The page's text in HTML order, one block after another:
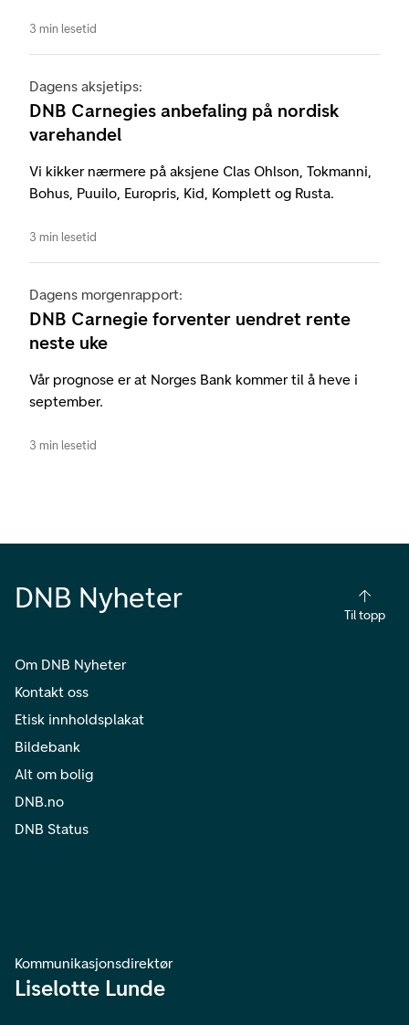
3 min lesetid
Dagens aksjetips:
DNB Carnegies anbefaling på nordisk
varehandel
Vi kikker nærmere på aksjene Clas Ohlson, Tokmanni,
Bohus, Puuilo, Europris, Kid, Komplett og Rusta.
3 min lesetid
Dagens morgenrapport:
DNB Carnegie forventer uendret rente
neste uke
Vår prognose er at Norges Bank kommer til å heve i
september.
3 min lesetid
DNB Nyheter
Til topp
Om DNB Nyheter
Kontakt oss
Etisk innholdsplakat
Bildebank
Alt om bolig
DNB.no
DNB Status
Kommunikasjonsdirektør
Liselotte Lunde